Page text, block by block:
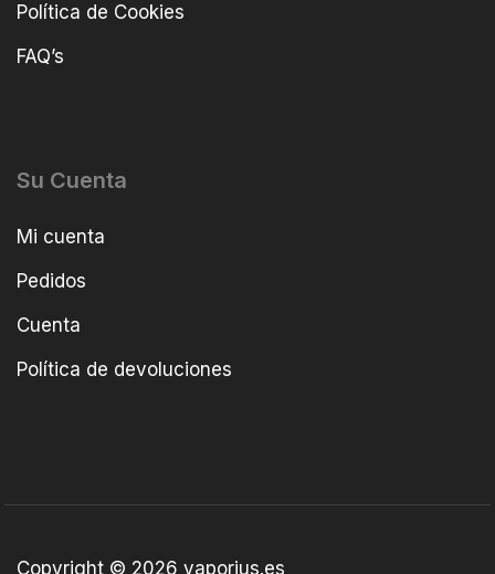
Política de Cookies
FAQ’s
Su Cuenta
Mi cuenta
Pedidos
Cuenta
Política de devoluciones
Copyright © 2026 vaporius.es